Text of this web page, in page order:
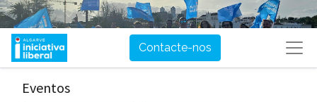
Contacte-nos
Eventos